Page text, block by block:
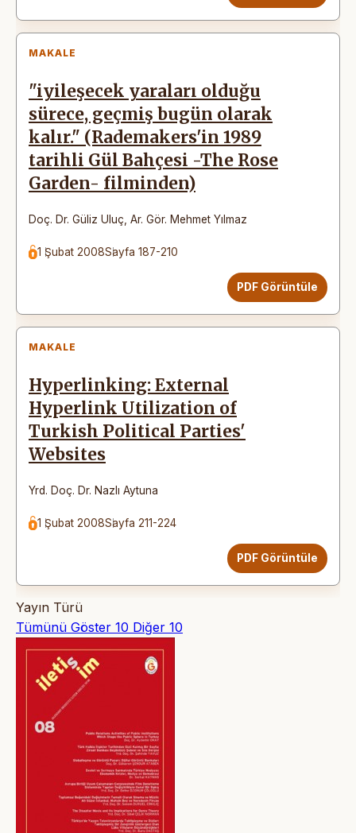
MAKALE
"iyileşecek yaraları olduğu
sürece, geçmiş bugün olarak
kalır." (Rademakers'in 1989
tarihli Gül Bahçesi -The Rose
Garden- filminden)
Doç. Dr. Güliz Uluç Ar. Gör. Mehmet Yılmaz
1 Şubat 2008Sayfa 187-210
PDF Görüntüle
MAKALE
Hyperlinking: External
Hyperlink Utilization of
Turkish Political Parties'
Websites
Yrd. Doç. Dr. Nazlı Aytuna
1 Şubat 2008Sayfa 211-224
PDF Görüntüle
Yayın Türü
Tümünü Göster 10 Diğer 10